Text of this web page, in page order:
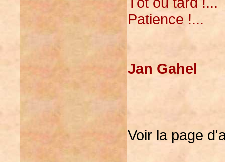
Patience !...
Jan Gahel
Voir la page